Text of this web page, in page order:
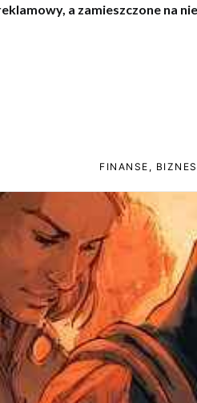
a zamieszczone na
FINANSE, BIZNES